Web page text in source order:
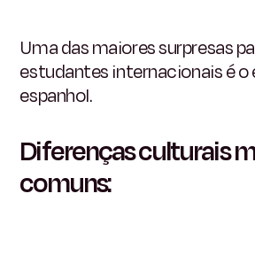
Uma das maiores surpresas
estudantes internacionais é o
espanhol.
Diferenças culturais
comuns: